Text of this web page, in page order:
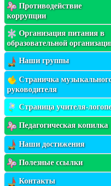
Противодействие
коррупции
Организация питания в
образовательной
Наши группы
Страничка
руководителя
Страница учителя-
Педагогическая копилка
Наши достижения
Полезные ссылки
Контакты